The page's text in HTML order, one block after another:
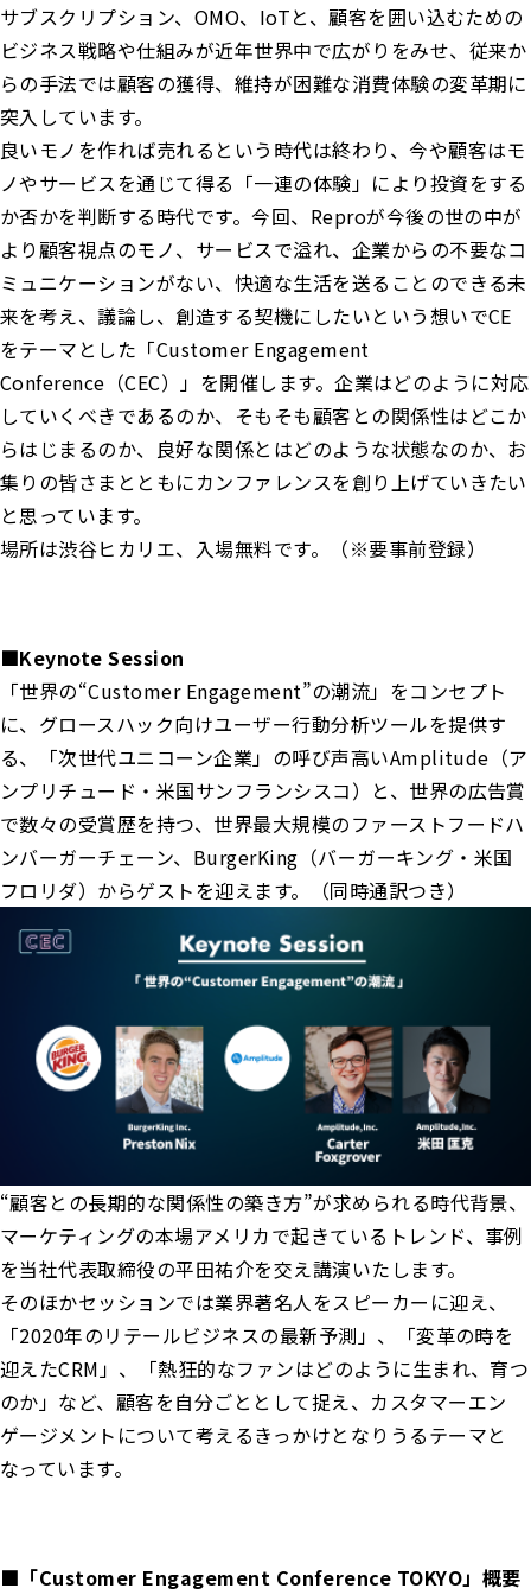
サブスクリプション、OMO、IoTと、顧客を囲い込むための
ビジネス戦略や仕組みが近年世界中で広がりをみせ、従来か
らの手法では顧客の獲得、維持が困難な消費体験の変革期に
突入しています。
良いモノを作れば売れるという時代は終わり、今や顧客はモ
ノやサービスを通じて得る「一連の体験」により投資をする
か否かを判断する時代です。今回、Reproが今後の世の中が
より顧客視点のモノ、サービスで溢れ、企業からの不要なコ
ミュニケーションがない、快適な生活を送ることのできる未
来を考え、議論し、創造する契機にしたいという想いでCE
をテーマとした「Customer Engagement
Conference（CEC）」を開催します。企業はどのように対応
していくべきであるのか、そもそも顧客との関係性はどこか
らはじまるのか、良好な関係とはどのような状態なのか、お
集りの皆さまとともにカンファレンスを創り上げていきたい
と思っています。
場所は渋谷ヒカリエ、入場無料です。（※要事前登録）
■Keynote Session
「世界の“Customer Engagement”の潮流」をコンセプト
に、グロースハック向けユーザー行動分析ツールを提供す
る、「次世代ユニコーン企業」の呼び声高いAmplitude（ア
ンプリチュード・米国サンフランシスコ）と、世界の広告賞
で数々の受賞歴を持つ、世界最大規模のファーストフードハ
ンバーガーチェーン、BurgerKing（バーガーキング・米国
フロリダ）からゲストを迎えます。（同時通訳つき）
“顧客との長期的な関係性の築き方”が求められる時代背景、
マーケティングの本場アメリカで起きているトレンド、事例
を当社代表取締役の平田祐介を交え講演いたします。
そのほかセッションでは業界著名人をスピーカーに迎え、
「2020年のリテールビジネスの最新予測」、「変革の時を
迎えたCRM」、「熱狂的なファンはどのように生まれ、育つ
のか」など、顧客を自分ごととして捉え、カスタマーエン
ゲージメントについて考えるきっかけとなりうるテーマと
なっています。
■「Customer Engagement Conference TOKYO」概要